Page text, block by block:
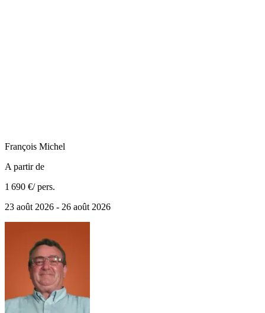
François Michel
A partir de
1 690 €/ pers.
23 août 2026 - 26 août 2026